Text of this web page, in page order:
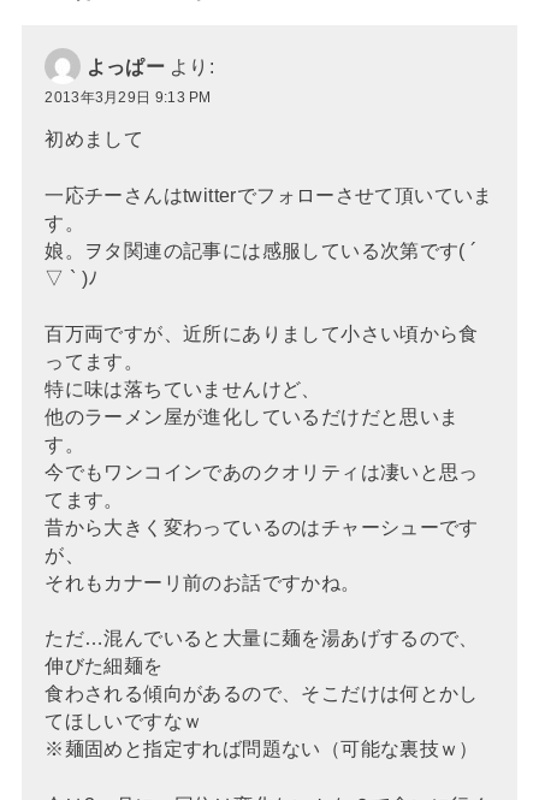
よっぱー より:
2013年3月29日 9:13 PM
初めまして
一応チーさんはtwitterでフォローさせて頂いていま
す。
娘。ヲタ関連の記事には感服している次第です( ´
▽ ` )ﾉ
百万両ですが、近所にありまして小さい頃から食
ってます。
特に味は落ちていませんけど、
他のラーメン屋が進化しているだけだと思いま
す。
今でもワンコインであのクオリティは凄いと思っ
てます。
昔から大きく変わっているのはチャーシューです
が、
それもカナーリ前のお話ですかね。
ただ…混んでいると大量に麺を湯あげするので、
伸びた細麺を
食わされる傾向があるので、そこだけは何とかし
てほしいですなｗ
※麺固めと指定すれば問題ない（可能な裏技ｗ）